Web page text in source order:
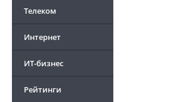
Телеком
Интернет
ИТ-бизнес
Рейтинги